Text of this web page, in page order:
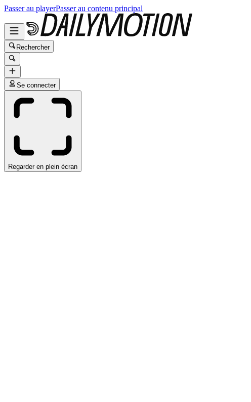
Passer au playerPasser au contenu principal
Rechercher
Se connecter
Regarder en plein écran